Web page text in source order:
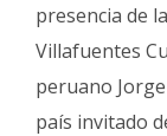
presencia de
Villafuentes
peruano
país invitado